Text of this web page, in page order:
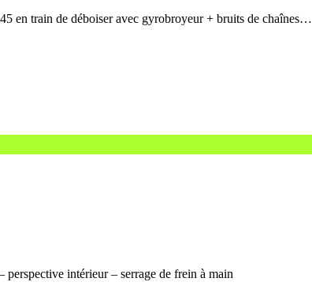
en train de déboiser avec gyrobroyeur + bruits de chaînes…
intérieur – serrage de frein à main